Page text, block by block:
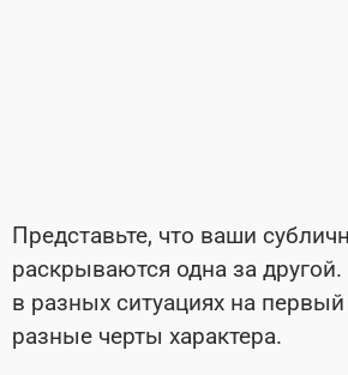
Представьте, что ваши
раскрываются одна за
в разных ситуациях на
разные черты характера.